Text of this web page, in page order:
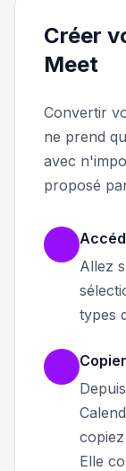
Créer
Meet
Convertir
ne prend
avec
proposé
Allez
types
Elle